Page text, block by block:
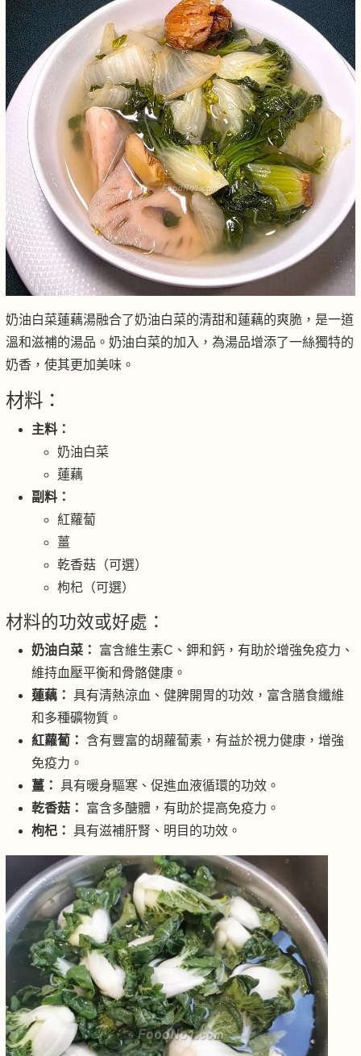
奶油白菜蓮藕湯融合了奶油白菜的清甜和蓮藕的爽脆，是一道
溫和滋補的湯品。奶油白菜的加入，為湯品增添了一絲獨特的
奶香，使其更加美味。
材料：
主料：
奶油白菜
蓮藕
副料：
紅蘿蔔
薑
乾香菇（可選）
枸杞（可選）
材料的功效或好處：
奶油白菜：
富含維生素C、鉀和鈣，有助於增強免疫力、
維持血壓平衡和骨骼健康。
蓮藕： 具有清熱涼血、健脾開胃的功效，富含膳食纖維
和多種礦物質。
紅蘿蔔：
含有豐富的胡蘿蔔素，有益於視力健康，增強
免疫力。
薑： 具有暖身驅寒、促進血液循環的功效。
乾香菇：
富含多醣體，有助於提高免疫力。
枸杞： 具有滋補肝腎、明目的功效。